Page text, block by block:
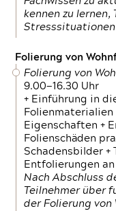
kennen zu lernen,
Folierung von
Folierung von
9.00—16.30 Uhr
+ Einführung in
Folienmaterialien
Eigenschaften +
Folienschäden
Schadensbilder +
Entfolierungen
Nach Abschluss
Teilnehmer über
der Folierung von